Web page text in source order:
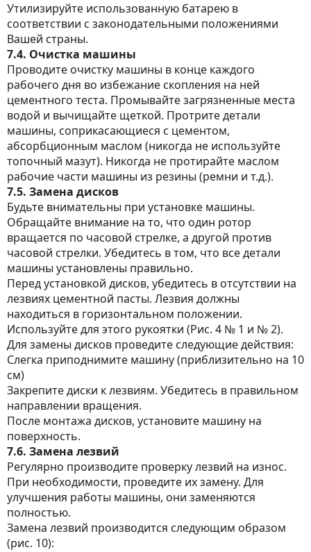
Утилизируйте использованную батарею в
соответствии с законодательными положениями
Вашей страны.
7.4. Очистка машины
Проводите очистку машины в конце каждого
рабочего дня во избежание скопления на ней
цементного теста. Промывайте загрязненные места
водой и вычищайте щеткой. Протрите детали
машины, соприкасающиеся с цементом,
абсорбционным маслом (никогда не используйте
топочный мазут). Никогда не протирайте маслом
рабочие части машины из резины (ремни и т.д.).
7.5. Замена дисков
Будьте внимательны при установке машины.
Обращайте внимание на то, что один ротор
вращается по часовой стрелке, а другой против
часовой стрелки. Убедитесь в том, что все детали
машины установлены правильно.
Перед установкой дисков, убедитесь в отсутствии на
лезвиях цементной пасты. Лезвия должны
находиться в горизонтальном положении.
Используйте для этого рукоятки (Рис. 4 № 1 и № 2).
Для замены дисков проведите следующие действия:
Слегка приподнимите машину (приблизительно на 10
см)
Закрепите диски к лезвиям. Убедитесь в правильном
направлении вращения.
После монтажа дисков, установите машину на
поверхность.
7.6. Замена лезвий
Регулярно производите проверку лезвий на износ.
При необходимости, проведите их замену. Для
улучшения работы машины, они заменяются
полностью.
Замена лезвий производится следующим образом
(рис. 10):